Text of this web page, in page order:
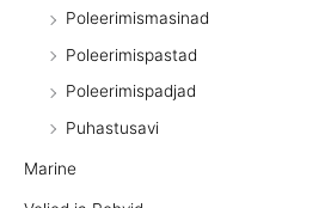
Poleerimismasinad
Poleerimispastad
Poleerimispadjad
Puhastusavi
Marine